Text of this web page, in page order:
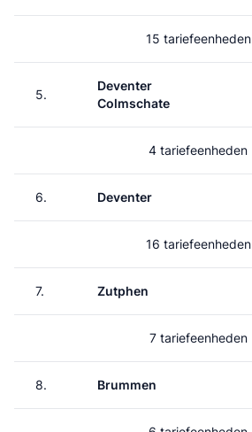
15 tariefeenheden
5.
Deventer
Colmschate
4 tariefeenheden
6. Deventer
16 tariefeenheden
7. Zutphen
7 tariefeenheden
8. Brummen